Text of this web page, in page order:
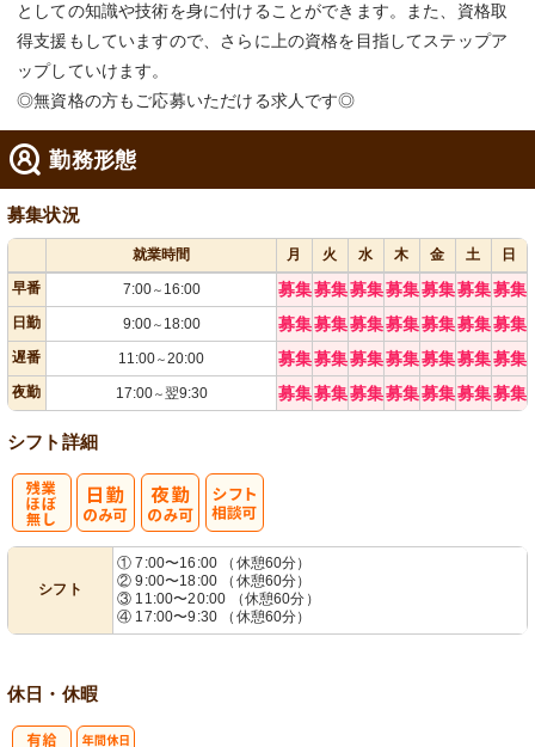
としての知識や技術を身に付けることができます。また、資格取
得支援もしていますので、さらに上の資格を目指してステップア
ップしていけます。
◎無資格の方もご応募いただける求人です◎
勤務形態
募集状況
就業時間 月 火 水 木 金 土
日
早番
7:00～ 16:00 募集募集募集募集募集募集募集
日勤 9:00～ 18:00 募集募集募集募集募集募集募集
遅番 11:00～20:00 募集募集募集募集募集募集募集
夜勤 17:00～翌9:30 募集募集募集募集募集募集募集
シフト詳細
シフト
① 7:00〜16:00 （休憩60分）
② 9:00〜18:00 （休憩60分）
③ 11:00〜20:00 （休憩60分）
④ 17:00〜9:30 （休憩60分）
休日・休暇